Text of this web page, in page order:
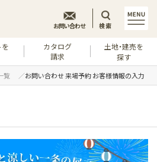
カタログ
請求
土地・建売を
探す
お問い合わせ 検索
覧 お問い合わせ 来場予約 お客様情報の入力